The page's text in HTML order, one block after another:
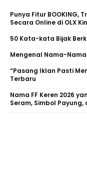
Punya Fitur BOOKING,
Secara Online di OLX
50 Kata-kata Bijak
Mengenal Nama-
“Pasang Iklan Pasti
Terbaru
Nama FF Keren 2026
Seram, Simbol Payung,